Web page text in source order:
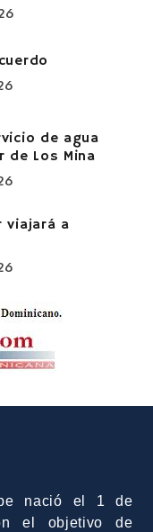
de agua
de Los Mina
viajará a
nació el 1 de
el objetivo de